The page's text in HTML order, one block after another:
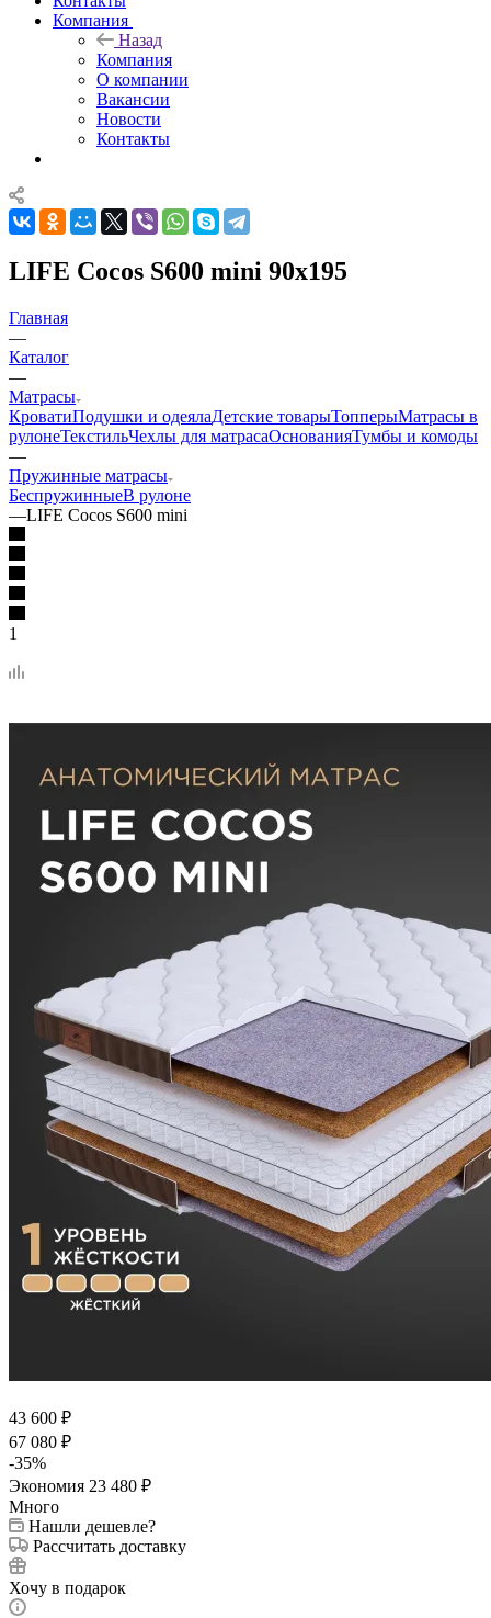
Компания
Назад
Компания
О компании
Вакансии
Новости
Контакты
LIFE Cocos S600 mini 90x195
Главная
—
Каталог
—
Матрасы
КроватиПодушки и одеялаДетские товарыТопперыМатрасы в
рулонеТекстильЧехлы для матрасаОснованияТумбы и комоды
—
Пружинные матрасы
БеспружинныеВ рулоне
—LIFE Cocos S600 mini
1
43 600 ₽
67 080 ₽
-35%
Экономия 23 480 ₽
Много
Нашли дешевле?
Рассчитать доставку
Хочу в подарок